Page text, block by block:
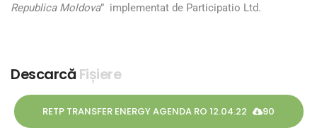
Republica Moldova” implementat de Participatio Ltd.
Descarcă Fișiere
RETP TRANSFER ENERGY AGENDA RO 12.04.22 90